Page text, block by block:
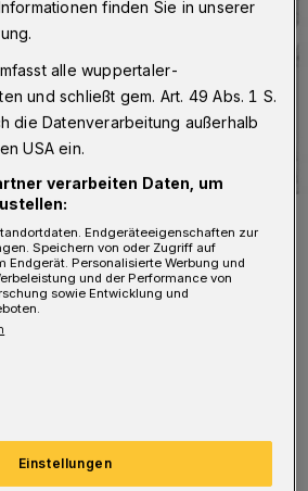
wird dort für die etwa
Bauzeit gesperrt, bleibt
Straße bis zur
befahrbar.
finden Sie in unserer
alle wuppertaler-
und schließt gem. Art. 49 Abs. 1 S.
die Datenverarbeitung außerhalb
USA ein.
verarbeiten Daten, um
Endgeräteeigenschaften zur
Speichern von oder Zugriff auf
Endgerät. Personalisierte Werbung und
und der Performance von
sowie Entwicklung und
Einstellungen